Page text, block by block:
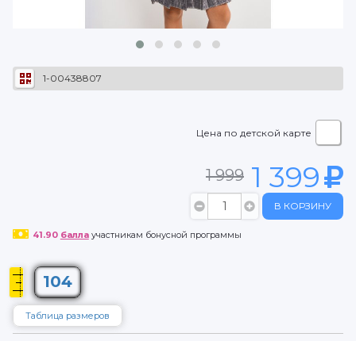
1-00438807
Цена по детской карте
1 999 1 399
В КОРЗИНУ
41.90 баллаучастникам бонусной программы
104
Таблица размеров